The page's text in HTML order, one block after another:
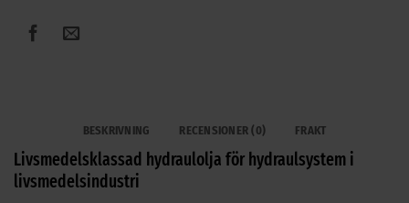
BESKRIVNING RECENSIONER (0) FRAKT
Livsmedelsklassad hydraulolja för hydraulsystem i
livsmedelsindustri